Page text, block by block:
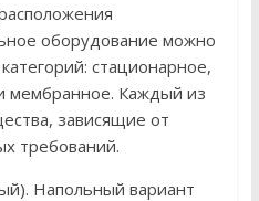
оборудование можно
стационарное,
мембранное. Каждый из
зависящие от
требований.
Напольный вариант